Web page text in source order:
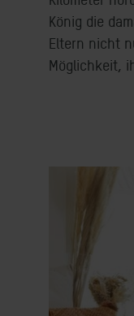
König die
Eltern nicht
Möglichkeit,